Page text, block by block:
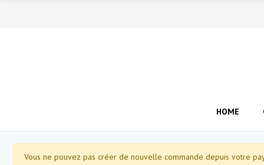
HOME
Vous ne pouvez pas créer de nouvelle commande depuis votre